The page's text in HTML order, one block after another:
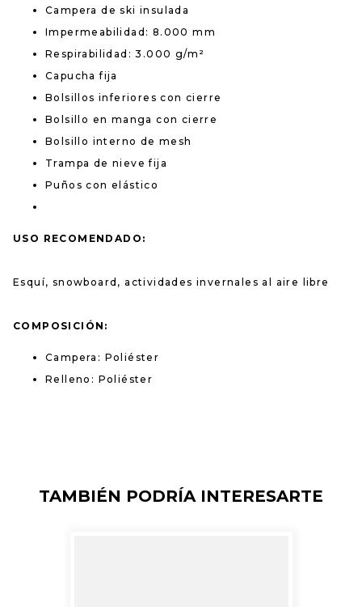
Campera de ski insulada
Impermeabilidad: 8.000 mm
Respirabilidad: 3.000 g/m²
Capucha fija
Bolsillos inferiores con cierre
Bolsillo en manga con cierre
Bolsillo interno de mesh
Trampa de nieve fija
Puños con elástico
USO RECOMENDADO:
Esquí, snowboard, actividades invernales al aire libre
COMPOSICIÓN:
Campera: Poliéster
Relleno: Poliéster
TAMBIÉN PODRÍA INTERESARTE